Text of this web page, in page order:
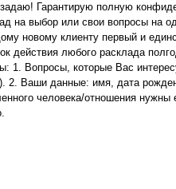
Гарантирую полную
на выбор или свои вопросы на
новому клиенту первый и
действия любого расклада
1. Вопросы, которые Вас
2. Ваши данные: имя, дата
человека/отношения